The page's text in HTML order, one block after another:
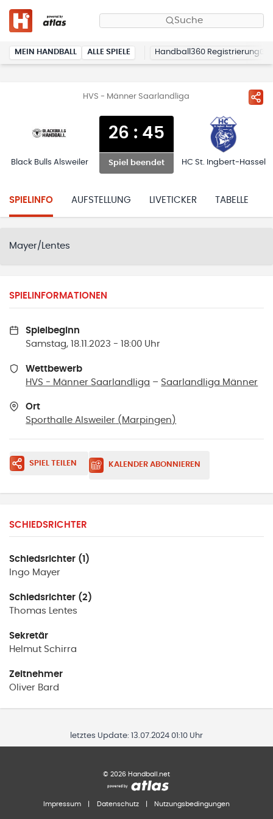
Suche
MEIN HANDBALL ALLE SPIELE Handball360 Registrierung
HVS - Männer Saarlandliga
Black Bulls Alsweiler
26 : 45
Spiel beendet HC St. Ingbert-Hassel
SPIELINFO AUFSTELLUNG LIVETICKER TABELLE
Mayer/Lentes
SPIELINFORMATIONEN
Spielbeginn
Samstag, 18.11.2023 - 18:00 Uhr
Wettbewerb
HVS - Männer Saarlandliga – Saarlandliga Männer
Ort
Sporthalle Alsweiler ( Marpingen )
SPIEL TEILEN KALENDER ABONNIEREN
SCHIEDSRICHTER
Schiedsrichter (1)
Ingo Mayer
Schiedsrichter (2)
Thomas Lentes
Sekretär
Helmut Schirra
Zeitnehmer
Oliver Bard
letztes Update: 13.07.2024 01:10 Uhr
© 2026 Handball.net
Impressum Datenschutz Nutzungsbedingungen